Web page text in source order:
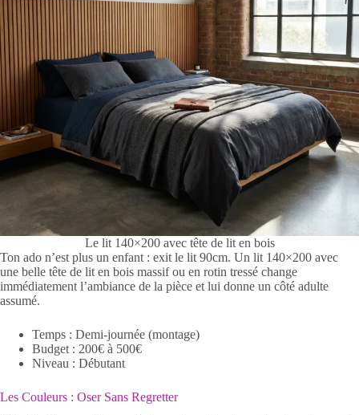
Le lit 140×200 avec tête de lit en bois
Ton ado n’est plus un enfant : exit le lit 90cm. Un lit 140×200 avec
une belle tête de lit en bois massif ou en rotin tressé change
immédiatement l’ambiance de la pièce et lui donne un côté adulte
assumé.
Temps : Demi-journée (montage)
Budget : 200€ à 500€
Niveau : Débutant
Les Couleurs : Oser Sans Regretter